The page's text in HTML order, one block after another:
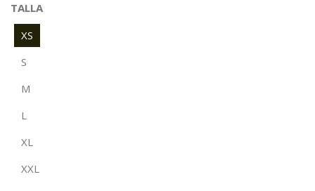
TALLA
XS
S
M
L
XL
XXL